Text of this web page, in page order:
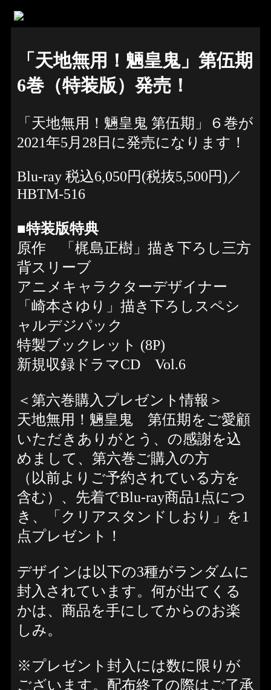
「天地無用！魎皇鬼」第伍期
6巻（特装版）発売！
「天地無用！魎皇鬼 第伍期」６巻が
2021年5月28日に発売になります！
Blu-ray 税込6,050円(税抜5,500円)／
HBTM-516
■特装版特典
原作 「梶島正樹」描き下ろし三方
背スリーブ
アニメキャラクターデザイナー
「崎本さゆり」描き下ろしスペシ
ャルデジパック
特製ブックレット (8P)
新規収録ドラマCD Vol.6
＜第六巻購入プレゼント情報＞
天地無用！魎皇鬼 第伍期をご愛顧
いただきありがとう、の感謝を込
めまして、第六巻ご購入の方
（以前よりご予約されている方を
含む）、先着でBlu-ray商品1点につ
き、「クリアスタンドしおり」を1
点プレゼント！
デザインは以下の3種がランダムに
封入されています。何が出てくる
かは、商品を手にしてからのお楽
しみ。
※プレゼント封入には数に限りが
ございます。配布終了の際はご了承